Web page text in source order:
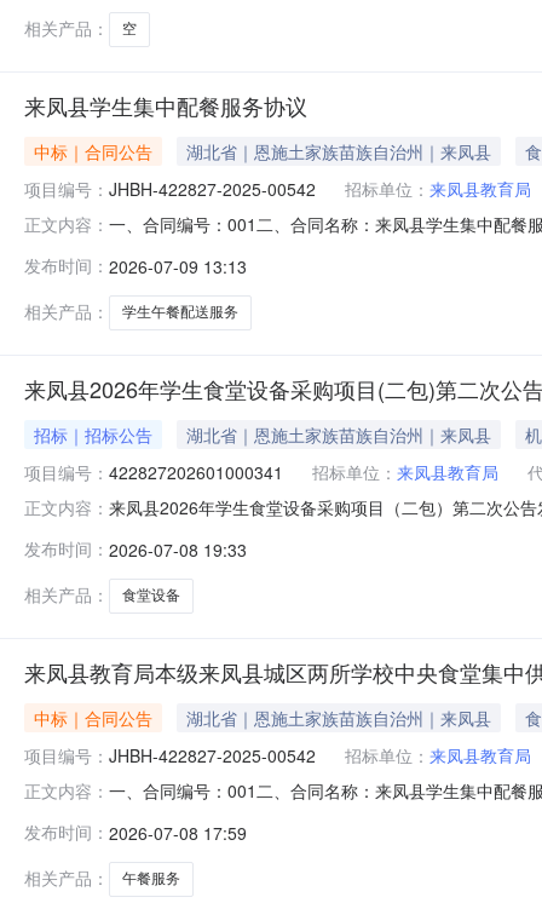
相关产品：
空
来凤县学生集中配餐服务协议
中标｜合同公告 湖北省｜恩施土家族苗族自治州｜来凤县
项目编号： JHBH-422827-2025-00542 招标单位： 来凤县教育局
正文内容： 一、合同编号：001二、合同名称：来凤县学生集中配
树工业园5栋联系方式：13971883258六、合同主要信
发布时间： 2026-07-09 13:13
相关产品：
学生午餐配送服务
来凤县2026年学生食堂设备采购项目(二包)第二次公
招标｜招标公告 湖北省｜恩施土家族苗族自治州｜来凤县
项目编号： 422827202601000341 招标单位： 来凤县教育局
正文内容： 来凤县2026年学生食堂设备采购项目（二包）第二次公
https://czt.hubei.gov.cn/zchj/user）或布络供应商客户端
发布时间： 2026-07-08 19:33
相关产品：
食堂设备
来凤县教育局本级来凤县城区两所学校中央食堂集中
中标｜合同公告 湖北省｜恩施土家族苗族自治州｜来凤县
项目编号： JHBH-422827-2025-00542 招标单位： 来凤县教育局
正文内容： 一、合同编号：001二、合同名称：来凤县学生集中配
来凤县翔凤镇桂花树工业园5栋6、联系方式：
发布时间： 2026-07-08 17:59
相关产品：
午餐服务